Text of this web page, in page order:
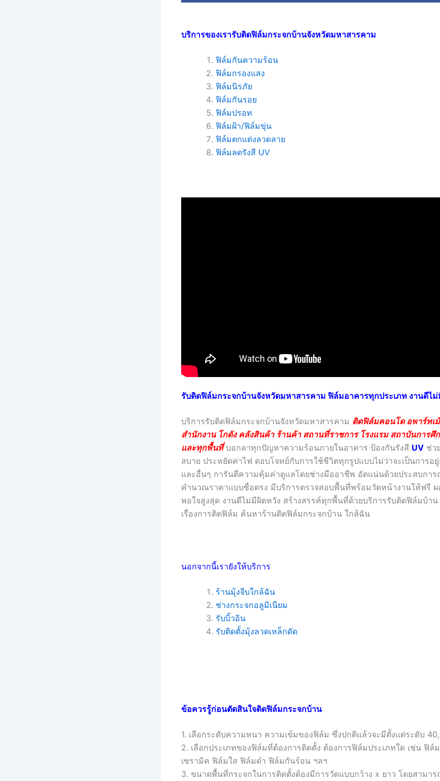
บริการของเรารับติดฟิล์มกระจกบ้านจังหวัดมหาสารคาม
ฟิล์มกันความร้อน
ฟิล์มกรองแสง
ฟิล์มนิรภัย
ฟิล์มกันรอย
ฟิล์มปรอท
ฟิล์มฝ้า/ฟิล์มขุ่น
ฟิล์มตกแต่งลวดลาย
ฟิล์มลดรังสี UV
รับติดฟิล์มกระจกบ้านจังหวัดมหาสารคาม ฟิล์มอาคารทุกประเภท งานดีไ
บริการรับติดฟิล์มกระจกบ้านจังหวัดมหาสารคาม ติดฟิล์มคอนโด อพาร์ทเ
สำนักงาน โกดัง คลังสินค้า ร้านค้า สถานที่ราชการ โรงแรม สถาบันการศึ
และทุกพื้นที่บอกลาทุกปัญหาความร้อนภายในอาคาร ป้องกันรังสี UV ช่ว
สบาย ประหยัดค่าไฟ ตอบโจทย์กับการใช้ชีวิตทุกรูปแบบไม่ว่าจะเป็นการอ
และอื่นๆ การันตีความคุ้มค่าดูแลโดยช่างมืออาชีพ อัดแน่นด้วยประสบกา
คำนวณราคาแบบซื่อตรง มีบริการตรวจสอบพื้นที่พร้อมวัดหน้างานให้ฟรี
พอใจสูงสุด งานดีไม่มีผิดหวัง สร้างสรรค์ทุกพื้นที่ด้วยบริการรับติดฟิล์มบ้าน
เรื่องการติดฟิล์ม ค้นหาร้านติดฟิล์มกระจกบ้าน ใกล้ฉัน
นอกจากนี้เรายังให้บริการ
ร้านมุ้งจีบใกล้ฉัน
ช่างกระจกอลูมิเนียม
รับบิ้วอิน
รับติดตั้งมุ้งลวดเหล็กดัด
ข้อควรรู้ก่อนตัดสินใจติดฟิล์มกระจกบ้าน
1. เลือกระดับความหนา ความเข้มของฟิล์ม ซึ่งปกติแล้วจะมีตั้งแต่ระดับ
2. เลือกประเภทของฟิล์มที่ต้องการติดตั้ง ต้องการฟิล์มประเภทใด เช่น ฟิล์
เซรามิค ฟิล์มใส ฟิล์มดำ ฟิล์มกันร้อน ฯลฯ
3. ขนาดพื้นที่กระจกในการติดตั้งต้องมีการวัดแบบกว้าง x ยาว โดยสามาร